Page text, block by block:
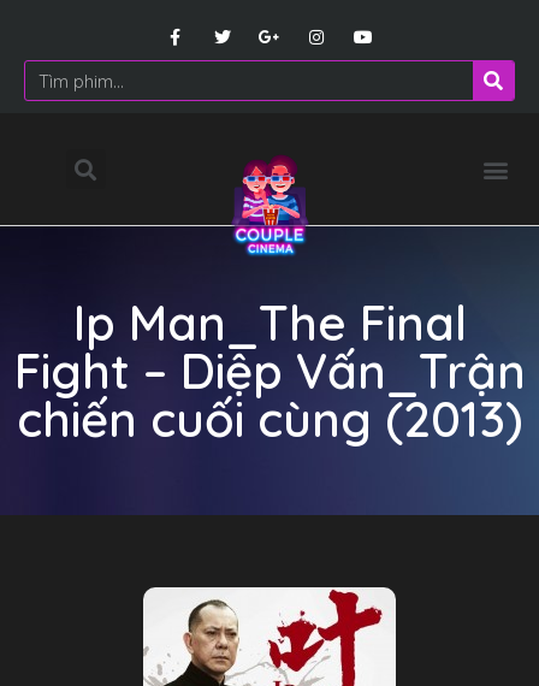
Ip Man_The Final
Fight – Diệp Vấn_Trận
chiến cuối cùng (2013)